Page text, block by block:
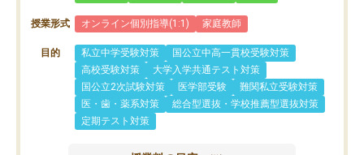
授業形式 オンライン個別指導(1:1) 家庭教師
目的 私立中学受験対策
国公立中高一貫校受験対策
高校受験対策
大学入学共通テスト対策
国公立2次試験対策
医学部受験
難関私立受験対策
医・歯・薬系対策
総合型選抜・学校推薦型選抜対策
定期テスト対策